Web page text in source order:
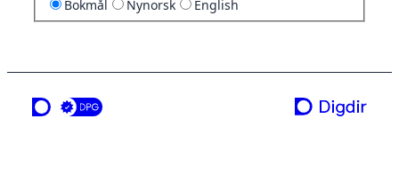
Bokmål Nynorsk English